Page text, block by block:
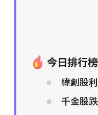
今日排行榜
緯創股
千金股